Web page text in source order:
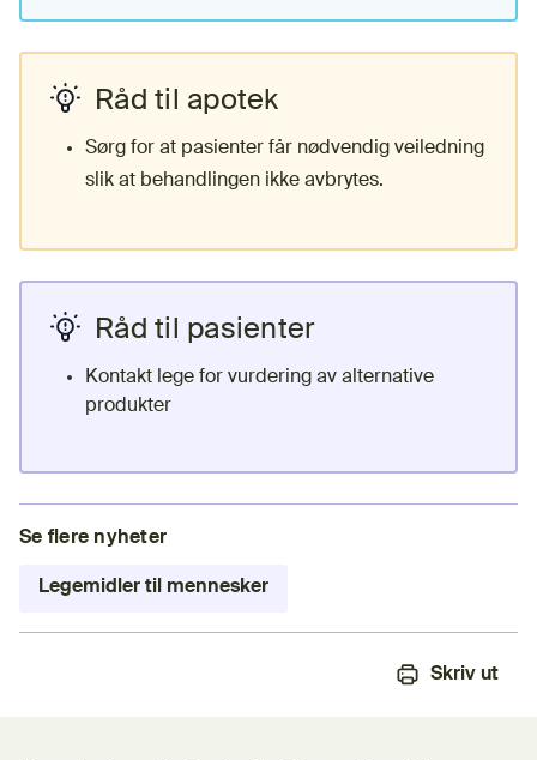
Råd til apotek
Sørg for at pasienter får nødvendig veiledning
slik at behandlingen ikke avbrytes.
Råd til pasienter
Kontakt lege for vurdering av alternative
produkter
Se flere nyheter
Legemidler til mennesker
Skriv ut